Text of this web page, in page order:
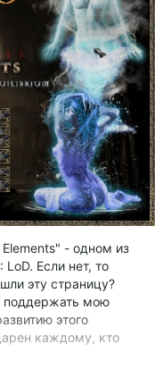
- одном из
Если нет, то
эту страницу?
поддержать мою
этого
каждому, кто